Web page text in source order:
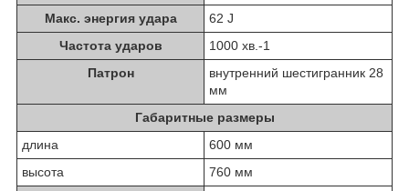
Макс. энергия удара
62 J
Частота ударов
1000 хв.-1
Патрон
внутренний шестигранник 28
мм
Габаритные размеры
длина
600 мм
высота
760 мм